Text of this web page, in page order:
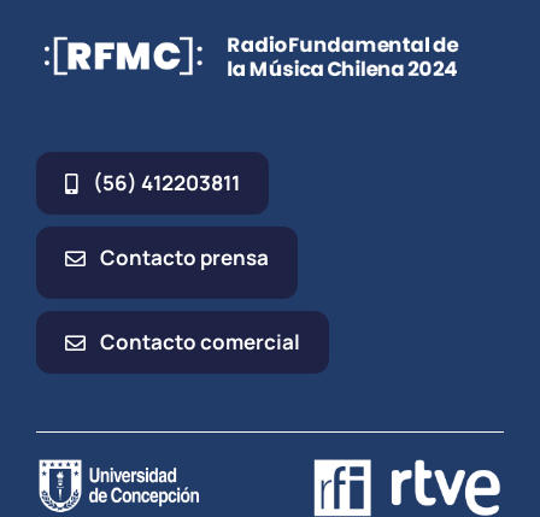
(56) 412203811
Contacto prensa
Contacto comercial